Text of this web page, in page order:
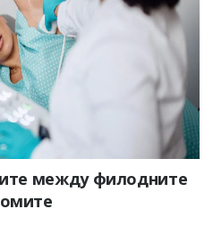
между филодните